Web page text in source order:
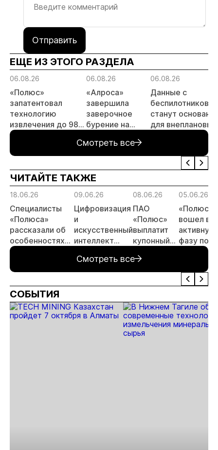
Отправить
ЕЩЕ ИЗ ЭТОГО РАЗДЕЛА
06.08.26
«Полюс»
запатентовал
технологию
извлечения до 98%
золота из
металлургического
шлака
06.08.26
«Алроса»
завершила
заверочное
бурение на
месторождении
Дегдекан
06.08.26
Данные с
беспилотников
станут
для внеплановых
Смотреть все
ЧИТАЙТЕ ТАКЖЕ
18.06.26
Специалисты
«Полюса»
рассказали об
особенностях
буровзрывных
месторождении
09.06.26
Цифровизация
и
искусственный
интеллект
темы
отраслевой
08.06.26
ПАО
«Полюс»
выплатит
купонный
облигациям
05.06.26
«Полюс»
вошел в
активную
фазу по
освоению
Лога»
Смотреть все
СОБЫТИЯ